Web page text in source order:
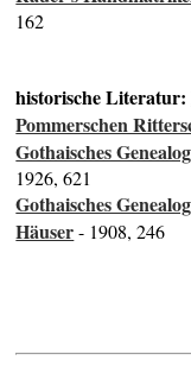
162
historische Literatur:
Pommerschen
Gothaisches
1926, 621
Gothaisches
Häuser- 1908, 246